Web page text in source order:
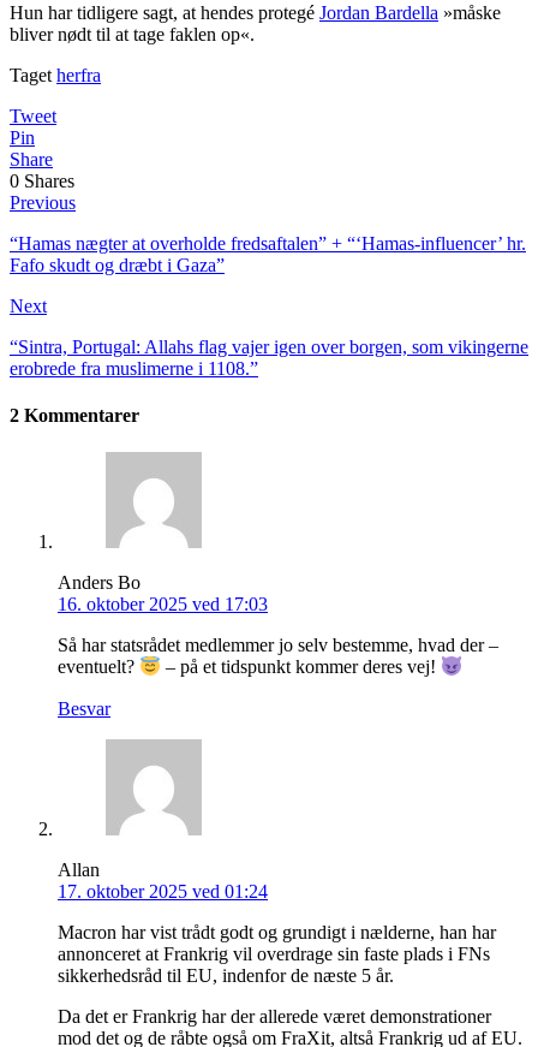
Hun har tidligere sagt, at hendes protegé Jordan Bardella »måske
bliver nødt til at tage faklen op«.
Taget herfra
Tweet
Pin
Share
0 Shares
Previous
“Hamas nægter at overholde fredsaftalen” + “‘Hamas-influencer’ hr.
Fafo skudt og dræbt i Gaza”
Next
“Sintra, Portugal: Allahs flag vajer igen over borgen, som vikingerne
erobrede fra muslimerne i 1108.”
2 Kommentarer
Anders Bo
16. oktober 2025 ved 17:03
Så har statsrådet medlemmer jo selv bestemme, hvad der –
eventuelt?
– på et tidspunkt kommer deres vej!
Besvar
Allan
17. oktober 2025 ved 01:24
Macron har vist trådt godt og grundigt i nælderne, han har
annonceret at Frankrig vil overdrage sin faste plads i FNs
sikkerhedsråd til EU, indenfor de næste 5 år.
Da det er Frankrig har der allerede været demonstrationer
mod det og de råbte også om FraXit, altså Frankrig ud af EU.